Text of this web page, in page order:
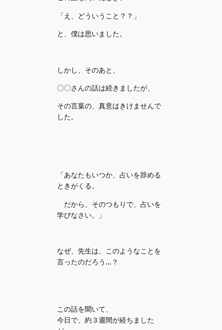
「え、どういうこと？？」
と、僕は思いました。
しかし、そのあと、
〇〇さんの話は続きましたが、
その言葉の、真意はきけませんで
した。
「あなたもいつか、占いを辞める
ときがくる。
だから、そのつもりで、占いを
学びなさい。」
なぜ、先生は、このようなことを
言ったのだろう…？
この話を聞いて、
今日で、約３週間が経ちました